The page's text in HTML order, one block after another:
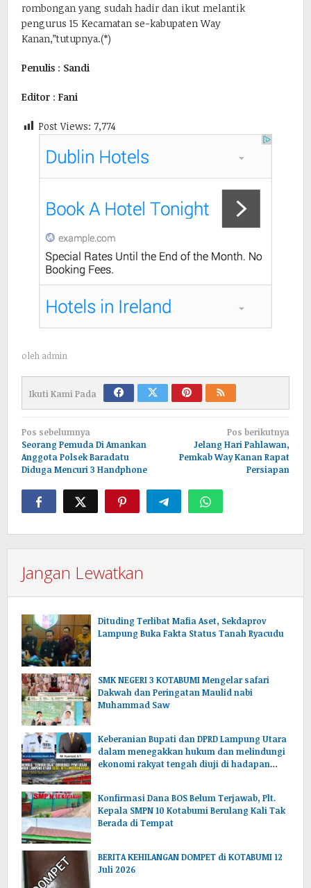
rombongan yang sudah hadir dan ikut melantik
pengurus 15 Kecamatan se-kabupaten Way
Kanan,”tutupnya.(*)
Penulis : Sandi
Editor : Fani
Post Views: 7,774
oleh admin
Ikuti Kami Pada
Navigasi
pos
Pos sebelumnya
Seorang Pemuda Di Amankan
Anggota Polsek Baradatu
Diduga Mencuri 3 Handphone
Pos berikutnya
Jelang Hari Pahlawan,
Pemkab Way Kanan Rapat
Persiapan
Jangan Lewatkan
Dituding Terlibat Mafia Aset, Sekdaprov
Lampung Buka Fakta Status Tanah Ryacudu
SMK NEGERI 3 KOTABUMI Mengelar safari
Dakwah dan Peringatan Maulid nabi
Muhammad Saw
Keberanian Bupati dan DPRD Lampung Utara
dalam menegakkan hukum dan melindungi
ekonomi rakyat tengah diuji di hadapan
Konfirmasi Dana BOS Belum Terjawab, Plt.
Kepala SMPN 10 Kotabumi Berulang Kali Tak
Berada di Tempat
BERITA KEHILANGAN DOMPET di KOTABUMI 12
Juli 2026